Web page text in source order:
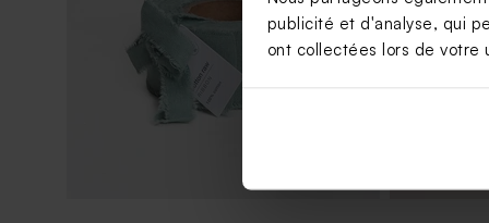
publicité et d'analyse, qui
ont collectées lors de votre